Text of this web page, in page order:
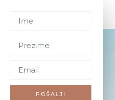
POŠALJI